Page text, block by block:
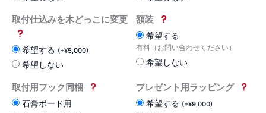
取付仕込みを木どっこに変更
希望する (+¥5,000)
希望しない
額装
希望する
有料（お問い合わせください）
希望しない
取付用フック同梱
石膏ボード用
プレゼント用ラッピング
希望する (+¥9,000)